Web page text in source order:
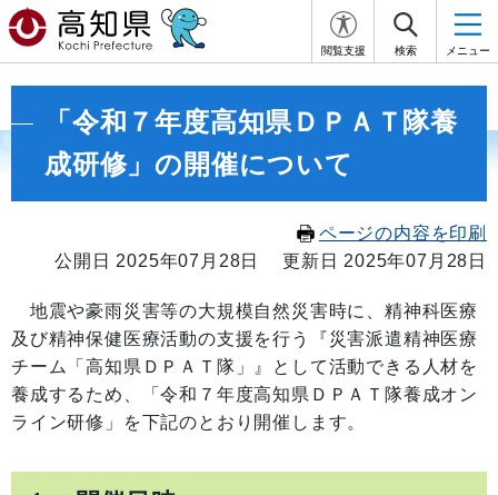
閲覧支援 検索 メニュー
「令和７年度高知県ＤＰＡＴ隊養
成研修」の開催について
ページの内容を印刷
公開日 2025年07月28日
更新日 2025年07月28日
地震や豪雨災害等の大規模自然災害時に、精神科医療
及び精神保健医療活動の支援を行う『災害派遣精神医療
チーム「高知県ＤＰＡＴ隊」』として活動できる人材を
養成するため、「令和７年度高知県ＤＰＡＴ隊養成オン
ライン研修」を下記のとおり開催します。